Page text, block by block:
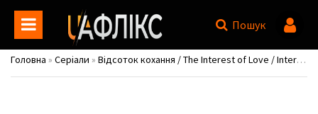
Пошук
Головна » Серіали » Відсоток кохання / The Interest of Love / Interests of Love / Understanding Love / Sarangui ihae